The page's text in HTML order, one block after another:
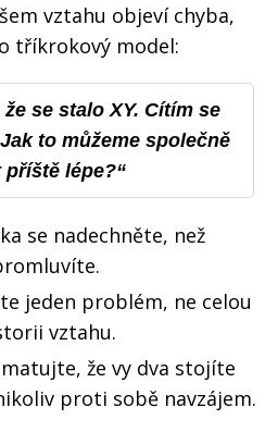
vztahu objeví chyba,
tříkrokový model:
se stalo XY. Cítím se
to můžeme společně
příště lépe?“
se nadechněte, než
jeden problém, ne celou
vztahu.
že vy dva stojíte
proti sobě navzájem.